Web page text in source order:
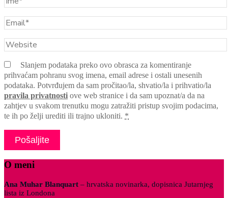
Slanjem podataka preko ovo obrasca za komentiranje
prihvaćam pohranu svog imena, email adrese i ostali unesenih
podataka. Potvrđujem da sam pročitao/la, shvatio/la i prihvatio/la
pravila privatnosti ove web stranice i da sam upoznat/a da na
zahtjev u svakom trenutku mogu zatražiti pristup svojim podacima,
te ih po želji urediti ili trajno ukloniti. *
O meni
Ana Muhar Blanquart – hrvatska novinarka, dopisnica Jutarnjeg
lista iz Londona